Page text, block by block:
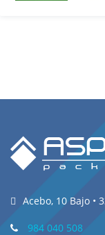
Acebo, 10 Bajo •
984 040 508